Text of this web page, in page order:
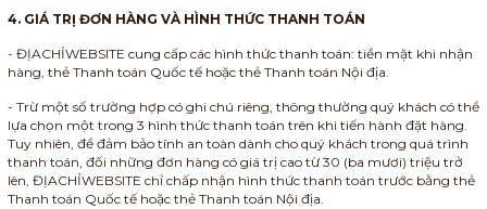
4. GIÁ TRỊ ĐƠN HÀNG VÀ HÌNH THỨC THANH TOÁN
- ĐỊACHỈWEBSITE cung cấp các hình thức thanh toán: tiền mặt khi nhận
hàng, thẻ Thanh toán Quốc tế hoặc thẻ Thanh toán Nội địa.
- Trừ một số trường hợp có ghi chú riêng, thông thường quý khách có thể
lựa chọn một trong 3 hình thức thanh toán trên khi tiến hành đặt hàng.
Tuy nhiên, để đảm bảo tính an toàn dành cho quý khách trong quá trình
thanh toán, đối những đơn hàng có giá trị cao từ 30 (ba mươi) triệu trở
lên, ĐỊACHỈWEBSITE chỉ chấp nhận hình thức thanh toán trước bằng thẻ
Thanh toán Quốc tế hoặc thẻ Thanh toán Nội địa.